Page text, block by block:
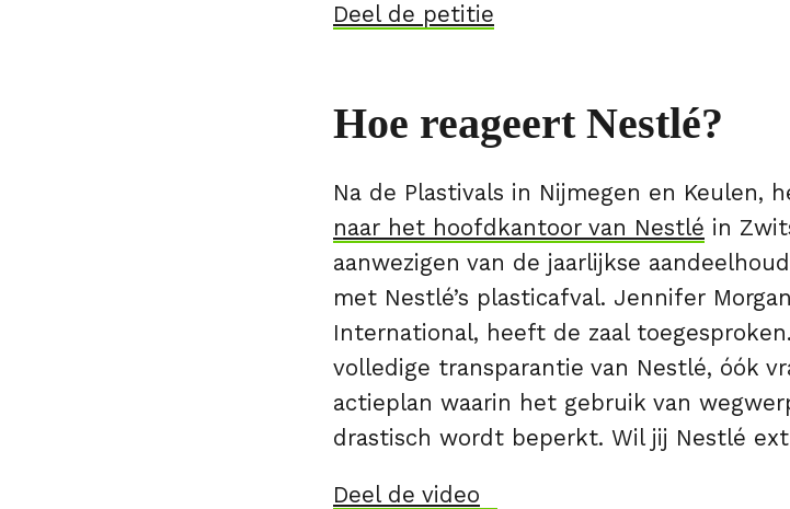
Deelde petitie
Hoe reageert Nestlé?
Na de Plastivals in Nijmegen en Keulen,
naar het hoofdkantoor van Nestlé in
aanwezigen van de jaarlijkse
met Nestlé’s plasticafval. Jennifer
International, heeft de zaal
volledige transparantie van Nestlé, óók
actieplan waarin het gebruik van
drastisch wordt beperkt. Wil jij Nestlé
Deel de video